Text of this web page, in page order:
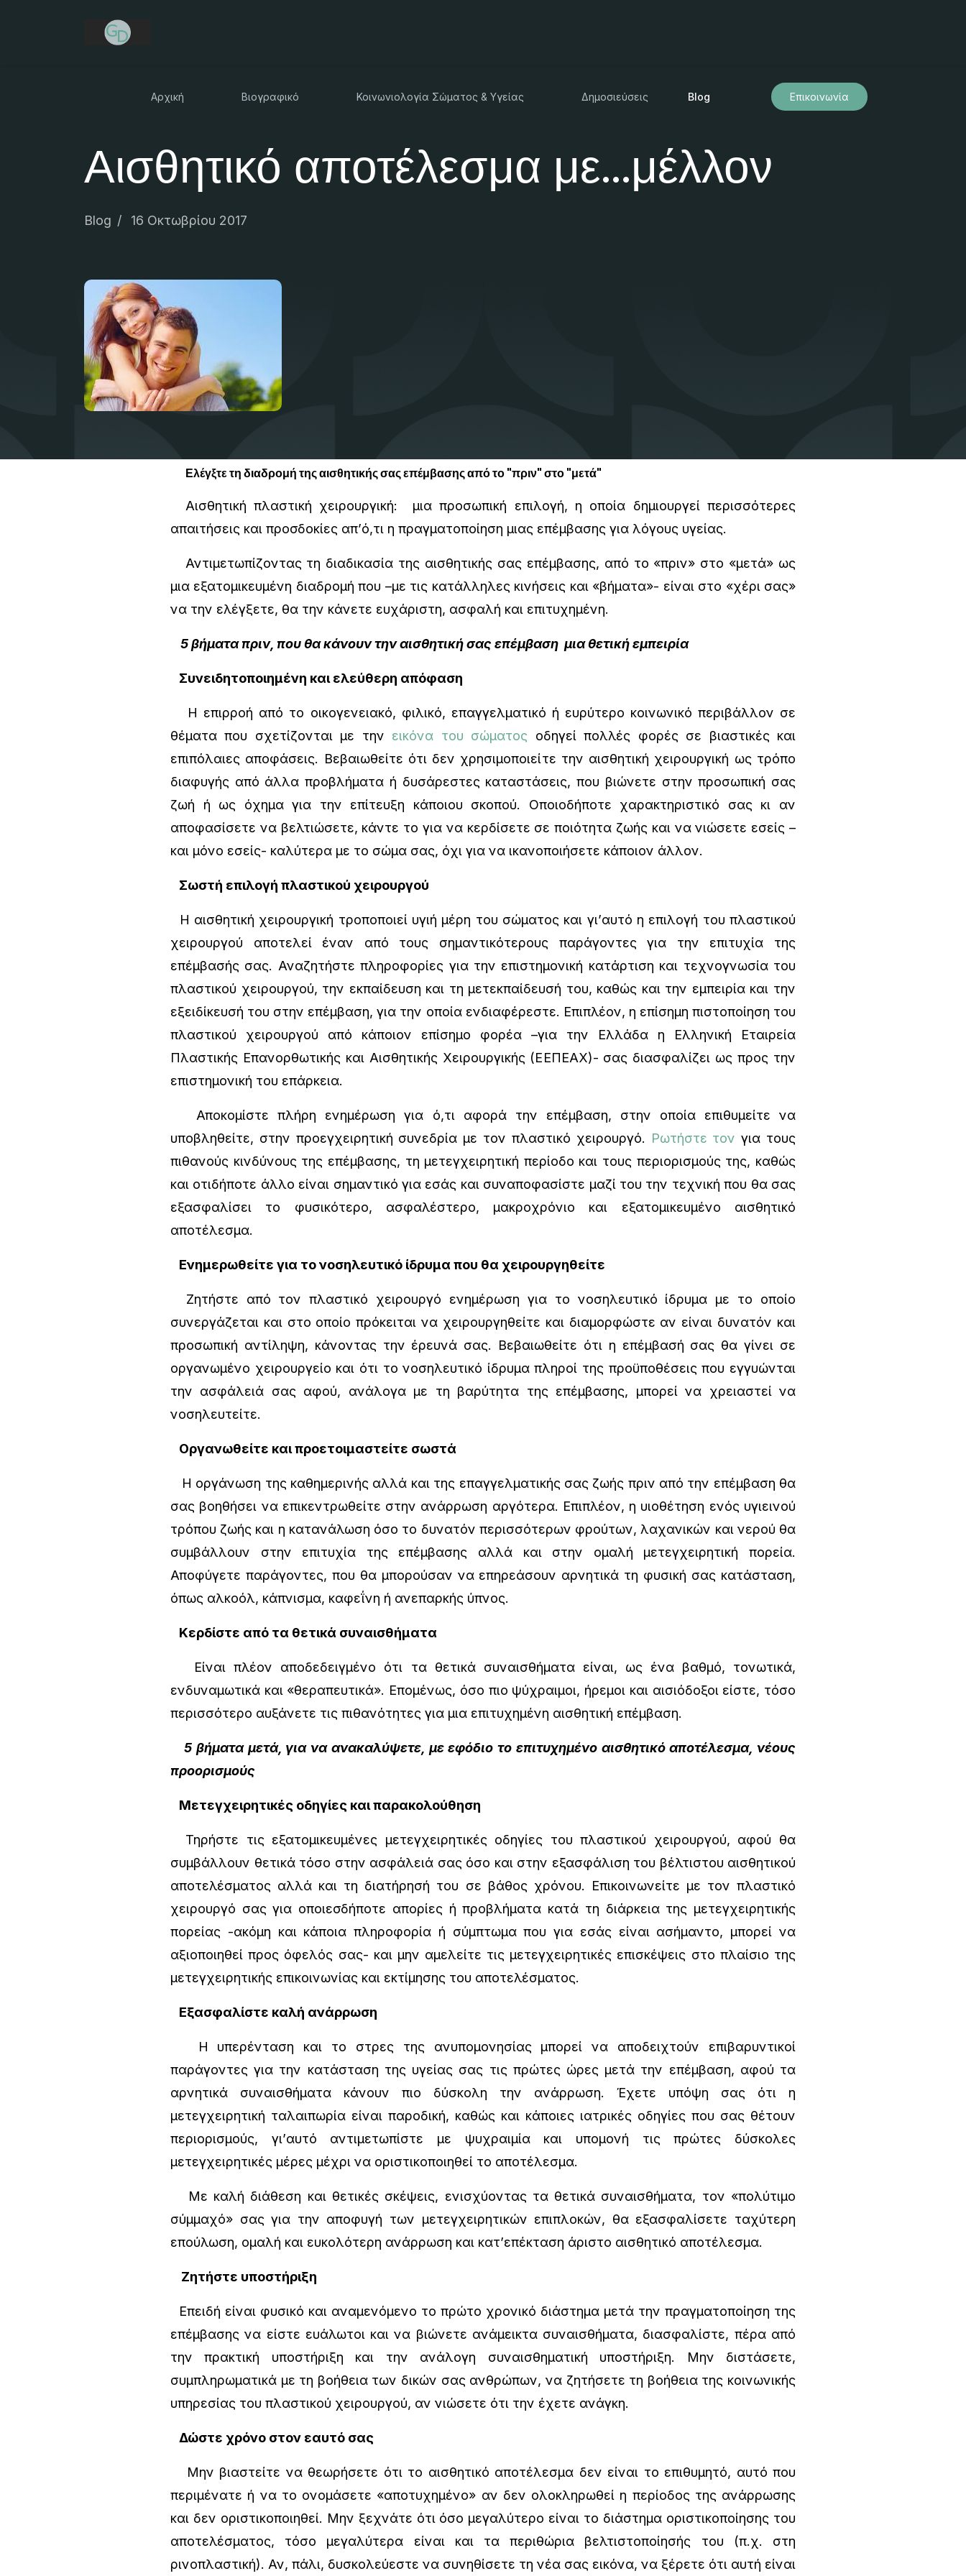
Αρχική Βιογραφικό Κοινωνιολογία Σώματος & Υγείας Δημοσιεύσεις Blog Επικοινωνία
Αισθητικό αποτέλεσμα με...μέλλον
Blog 16 Οκτωβρίου 2017
Ελέγξτε τη διαδρομή της αισθητικής σας επέμβασης από το "πριν" στο "μετά"
Αισθητική πλαστική χειρουργική: μια προσωπική επιλογή, η οποία δημιουργεί περισσότερες
απαιτήσεις και προσδοκίες απ’ό,τι η πραγματοποίηση μιας επέμβασης για λόγους υγείας.
Αντιμετωπίζοντας τη διαδικασία της αισθητικής σας επέμβασης, από το «πριν» στο «μετά» ως
μια εξατομικευμένη διαδρομή που –με τις κατάλληλες κινήσεις και «βήματα»- είναι στο «χέρι σας»
να την ελέγξετε, θα την κάνετε ευχάριστη, ασφαλή και επιτυχημένη.
5 βήματα πριν, που θα κάνουν την αισθητική σας επέμβαση μια θετική εμπειρία
Συνειδητοποιημένη και ελεύθερη απόφαση
Η επιρροή από το οικογενειακό, φιλικό, επαγγελματικό ή ευρύτερο κοινωνικό περιβάλλον σε
θέματα που σχετίζονται με την εικόνα του σώματος οδηγεί πολλές φορές σε βιαστικές και
επιπόλαιες αποφάσεις. Βεβαιωθείτε ότι δεν χρησιμοποιείτε την αισθητική χειρουργική ως τρόπο
διαφυγής από άλλα προβλήματα ή δυσάρεστες καταστάσεις, που βιώνετε στην προσωπική σας
ζωή ή ως όχημα για την επίτευξη κάποιου σκοπού. Οποιοδήποτε χαρακτηριστικό σας κι αν
αποφασίσετε να βελτιώσετε, κάντε το για να κερδίσετε σε ποιότητα ζωής και να νιώσετε εσείς –
και μόνο εσείς- καλύτερα με το σώμα σας, όχι για να ικανοποιήσετε κάποιον άλλον.
Σωστή επιλογή πλαστικού χειρουργού
Η αισθητική χειρουργική τροποποιεί υγιή μέρη του σώματος και γι’αυτό η επιλογή του πλαστικού
χειρουργού αποτελεί έναν από τους σημαντικότερους παράγοντες για την επιτυχία της
επέμβασής σας. Αναζητήστε πληροφορίες για την επιστημονική κατάρτιση και τεχνογνωσία του
πλαστικού χειρουργού, την εκπαίδευση και τη μετεκπαίδευσή του, καθώς και την εμπειρία και την
εξειδίκευσή του στην επέμβαση, για την οποία ενδιαφέρεστε. Επιπλέον, η επίσημη πιστοποίηση του
πλαστικού χειρουργού από κάποιον επίσημο φορέα –για την Ελλάδα η Ελληνική Εταιρεία
Πλαστικής Επανορθωτικής και Αισθητικής Χειρουργικής (ΕΕΠΕΑΧ)- σας διασφαλίζει ως προς την
επιστημονική του επάρκεια.
Αποκομίστε πλήρη ενημέρωση για ό,τι αφορά την επέμβαση, στην οποία επιθυμείτε να
υποβληθείτε, στην προεγχειρητική συνεδρία με τον πλαστικό χειρουργό. Ρωτήστε τον για τους
πιθανούς κινδύνους της επέμβασης, τη μετεγχειρητική περίοδο και τους περιορισμούς της, καθώς
και οτιδήποτε άλλο είναι σημαντικό για εσάς και συναποφασίστε μαζί του την τεχνική που θα σας
εξασφαλίσει το φυσικότερο, ασφαλέστερο, μακροχρόνιο και εξατομικευμένο αισθητικό
αποτέλεσμα.
Ενημερωθείτε για το νοσηλευτικό ίδρυμα που θα χειρουργηθείτε
Ζητήστε από τον πλαστικό χειρουργό ενημέρωση για το νοσηλευτικό ίδρυμα με το οποίο
συνεργάζεται και στο οποίο πρόκειται να χειρουργηθείτε και διαμορφώστε αν είναι δυνατόν και
προσωπική αντίληψη, κάνοντας την έρευνά σας. Βεβαιωθείτε ότι η επέμβασή σας θα γίνει σε
οργανωμένο χειρουργείο και ότι το νοσηλευτικό ίδρυμα πληροί της προϋποθέσεις που εγγυώνται
την ασφάλειά σας αφού, ανάλογα με τη βαρύτητα της επέμβασης, μπορεί να χρειαστεί να
νοσηλευτείτε.
Οργανωθείτε και προετοιμαστείτε σωστά
Η οργάνωση της καθημερινής αλλά και της επαγγελματικής σας ζωής πριν από την επέμβαση θα
σας βοηθήσει να επικεντρωθείτε στην ανάρρωση αργότερα. Επιπλέον, η υιοθέτηση ενός υγιεινού
τρόπου ζωής και η κατανάλωση όσο το δυνατόν περισσότερων φρούτων, λαχανικών και νερού θα
συμβάλλουν στην επιτυχία της επέμβασης αλλά και στην ομαλή μετεγχειρητική πορεία.
Αποφύγετε παράγοντες, που θα μπορούσαν να επηρεάσουν αρνητικά τη φυσική σας κατάσταση,
όπως αλκοόλ, κάπνισμα, καφεΐνη ή ανεπαρκής ύπνος.
Κερδίστε από τα θετικά συναισθήματα
Είναι πλέον αποδεδειγμένο ότι τα θετικά συναισθήματα είναι, ως ένα βαθμό, τονωτικά,
ενδυναμωτικά και «θεραπευτικά». Επομένως, όσο πιο ψύχραιμοι, ήρεμοι και αισιόδοξοι είστε, τόσο
περισσότερο αυξάνετε τις πιθανότητες για μια επιτυχημένη αισθητική επέμβαση.
5 βήματα μετά, για να ανακαλύψετε, με εφόδιο το επιτυχημένο αισθητικό αποτέλεσμα, νέους
προορισμούς
Μετεγχειρητικές οδηγίες και παρακολούθηση
Τηρήστε τις εξατομικευμένες μετεγχειρητικές οδηγίες του πλαστικού χειρουργού, αφού θα
συμβάλλουν θετικά τόσο στην ασφάλειά σας όσο και στην εξασφάλιση του βέλτιστου αισθητικού
αποτελέσματος αλλά και τη διατήρησή του σε βάθος χρόνου. Επικοινωνείτε με τον πλαστικό
χειρουργό σας για οποιεσδήποτε απορίες ή προβλήματα κατά τη διάρκεια της μετεγχειρητικής
πορείας -ακόμη και κάποια πληροφορία ή σύμπτωμα που για εσάς είναι ασήμαντο, μπορεί να
αξιοποιηθεί προς όφελός σας- και μην αμελείτε τις μετεγχειρητικές επισκέψεις στο πλαίσιο της
μετεγχειρητικής επικοινωνίας και εκτίμησης του αποτελέσματος.
Εξασφαλίστε καλή ανάρρωση
Η υπερένταση και το στρες της ανυπομονησίας μπορεί να αποδειχτούν επιβαρυντικοί
παράγοντες για την κατάσταση της υγείας σας τις πρώτες ώρες μετά την επέμβαση, αφού τα
αρνητικά συναισθήματα κάνουν πιο δύσκολη την ανάρρωση. Έχετε υπόψη σας ότι η
μετεγχειρητική ταλαιπωρία είναι παροδική, καθώς και κάποιες ιατρικές οδηγίες που σας θέτουν
περιορισμούς, γι’αυτό αντιμετωπίστε με ψυχραιμία και υπομονή τις πρώτες δύσκολες
μετεγχειρητικές μέρες μέχρι να οριστικοποιηθεί το αποτέλεσμα.
Με καλή διάθεση και θετικές σκέψεις, ενισχύοντας τα θετικά συναισθήματα, τον «πολύτιμο
σύμμαχό» σας για την αποφυγή των μετεγχειρητικών επιπλοκών, θα εξασφαλίσετε ταχύτερη
επούλωση, ομαλή και ευκολότερη ανάρρωση και κατ’επέκταση άριστο αισθητικό αποτέλεσμα.
Ζητήστε υποστήριξη
Επειδή είναι φυσικό και αναμενόμενο το πρώτο χρονικό διάστημα μετά την πραγματοποίηση της
επέμβασης να είστε ευάλωτοι και να βιώνετε ανάμεικτα συναισθήματα, διασφαλίστε, πέρα από
την πρακτική υποστήριξη και την ανάλογη συναισθηματική υποστήριξη. Μην διστάσετε,
συμπληρωματικά με τη βοήθεια των δικών σας ανθρώπων, να ζητήσετε τη βοήθεια της κοινωνικής
υπηρεσίας του πλαστικού χειρουργού, αν νιώσετε ότι την έχετε ανάγκη.
Δώστε χρόνο στον εαυτό σας
Μην βιαστείτε να θεωρήσετε ότι το αισθητικό αποτέλεσμα δεν είναι το επιθυμητό, αυτό που
περιμένατε ή να το ονομάσετε «αποτυχημένο» αν δεν ολοκληρωθεί η περίοδος της ανάρρωσης
και δεν οριστικοποιηθεί. Μην ξεχνάτε ότι όσο μεγαλύτερο είναι το διάστημα οριστικοποίησης του
αποτελέσματος, τόσο μεγαλύτερα είναι και τα περιθώρια βελτιστοποίησής του (π.χ. στη
ρινοπλαστική). Αν, πάλι, δυσκολεύεστε να συνηθίσετε τη νέα σας εικόνα, να ξέρετε ότι αυτή είναι